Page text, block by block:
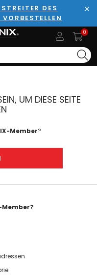
DES
0
UM DIESE SEITE
Member?
Member?